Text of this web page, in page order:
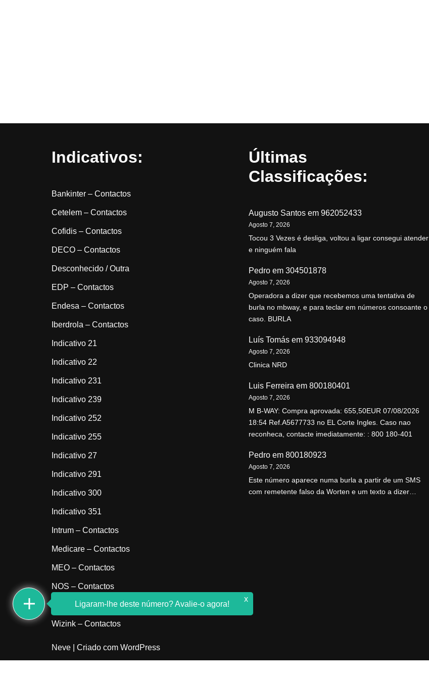
Indicativos:
Bankinter – Contactos
Cetelem – Contactos
Cofidis – Contactos
DECO – Contactos
Desconhecido / Outra
EDP – Contactos
Endesa – Contactos
Iberdrola – Contactos
Indicativo 21
Indicativo 22
Indicativo 231
Indicativo 239
Indicativo 252
Indicativo 255
Indicativo 27
Indicativo 291
Indicativo 300
Indicativo 351
Intrum – Contactos
Medicare – Contactos
MEO – Contactos
NOS – Contactos
Sem indicativo
Wizink – Contactos
Últimas
Classificações:
Augusto Santos em 962052433
Agosto 7, 2026
Tocou 3 Vezes é desliga, voltou a ligar consegui atender
e ninguém fala
Pedro em 304501878
Agosto 7, 2026
Operadora a dizer que recebemos uma tentativa de
burla no mbway, e para teclar em números consoante o
caso. BURLA
Luís Tomás em 933094948
Agosto 7, 2026
Clinica NRD
Luis Ferreira em 800180401
Agosto 7, 2026
M B-WAY: Compra aprovada: 655,50EUR 07/08/2026
18:54 Ref.A5677733 no EL Corte Ingles. Caso nao
reconheca, contacte imediatamente: : 800 180-401
Pedro em 800180923
Agosto 7, 2026
Este número aparece numa burla a partir de um SMS
com remetente falso da Worten e um texto a dizer…
Neve | Criado com WordPress
Ligaram-lhe deste número? Avalie-o agora!
x